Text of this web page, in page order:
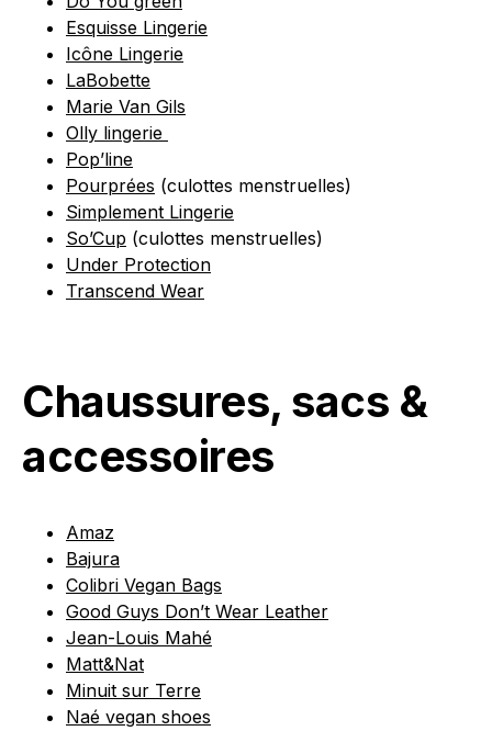
Esquisse Lingerie
Icône Lingerie
LaBobette
Marie Van Gils
Olly lingerie
Pop’line
Pourprées (culottes menstruelles)
Simplement Lingerie
So’Cup (culottes menstruelles)
Under Protection
Transcend Wear
Chaussures, sacs &
accessoires
Amaz
Bajura
Colibri Vegan Bags
Good Guys Don’t Wear Leather
Jean-Louis Mahé
Matt&Nat
Minuit sur Terre
Naé vegan shoes